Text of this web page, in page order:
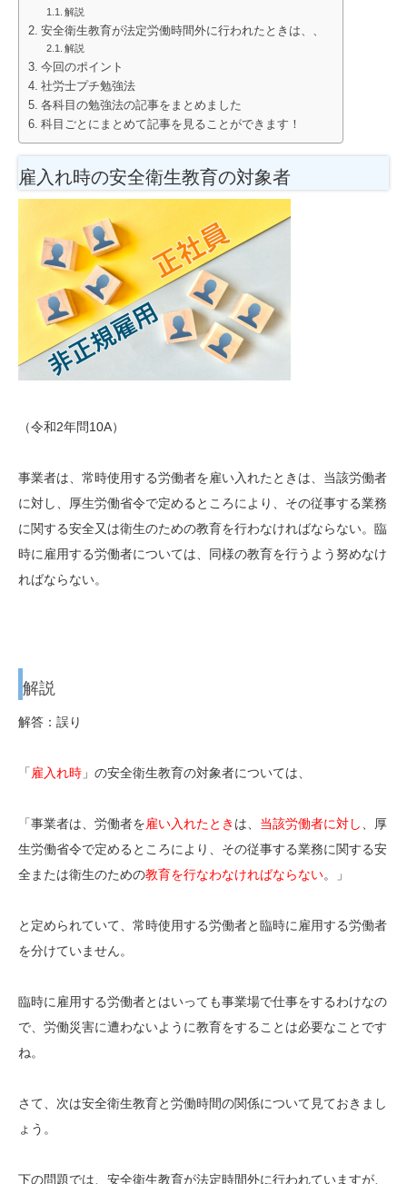
解説
安全衛生教育が法定労働時間外に行われたときは、、
解説
今回のポイント
社労士プチ勉強法
各科目の勉強法の記事をまとめました
科目ごとにまとめて記事を見ることができます！
雇入れ時の安全衛生教育の対象者
（令和2年問10A）
事業者は、常時使用する労働者を雇い入れたときは、当該労働者
に対し、厚生労働省令で定めるところにより、その従事する業務
に関する安全又は衛生のための教育を行わなければならない。臨
時に雇用する労働者については、同様の教育を行うよう努めなけ
ればならない。
解説
解答：誤り
「 雇入れ時 」の安全衛生教育の対象者については、
「事業者は、労働者を雇い入れたとき は、 当該労働者に対し
、厚
生労働省令で定めるところにより、その従事する業務に関する安
全または衛生のための教育を行なわなければならない。」
と定められていて、常時使用する労働者と臨時に雇用する労働者
を分けていません。
臨時に雇用する労働者とはいっても事業場で仕事をするわけなの
で、労働災害に遭わないように教育をすることは必要なことです
ね。
さて、次は安全衛生教育と労働時間の関係について見ておきまし
ょう。
下の問題では、安全衛生教育が法定時間外に行われていますが、